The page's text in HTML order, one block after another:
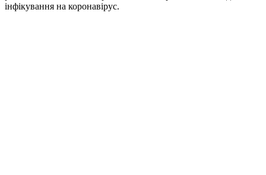
інфікування на коронавірус.